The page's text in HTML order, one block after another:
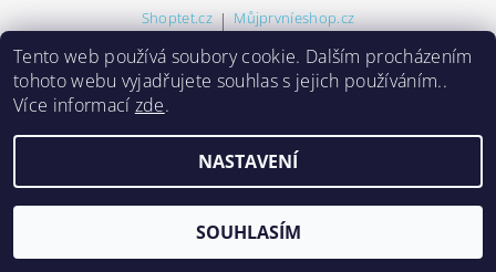
Shoptet.cz | Můjprvníeshop.cz
2026 © Ridente , všechna práva vyhrazena
Vytvořil Shoptet
Tento web používá soubory cookie. Dalším procházením
tohoto webu vyjadřujete souhlas s jejich používáním..
Více informací zde.
NASTAVENÍ
SOUHLASÍM